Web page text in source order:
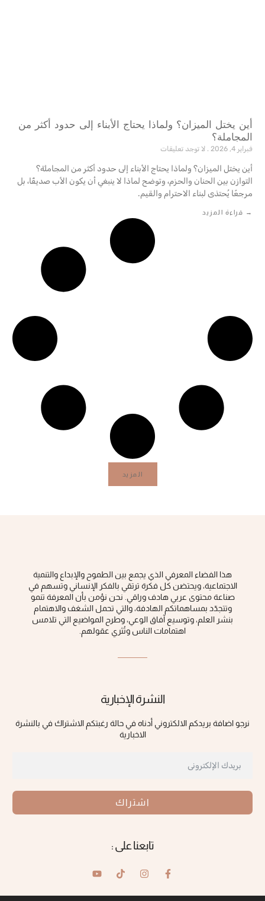
أين يختل الميزان؟ ولماذا يحتاج الأبناء إلى حدود أكثر من
المجاملة؟
فبراير 4, 2026 لا توجد تعليقات
أين يختل الميزان؟ ولماذا يحتاج الأبناء إلى حدود أكثر من المجاملة؟
التوازن بين الحنان والحزم، وتوضح لماذا لا ينبغي أن يكون الأب صديقًا، بل
مرجعًا يُحتذى لبناء الاحترام والقيم.‎
→ قراءة المزيد
المزيد
هذا الفضاء المعرفي الذي يجمع بين الطموح والإبداع والتنمية
الاجتماعية، ويحتضن كل فكرة ‏ترتقي بالفكر الإنساني وتسهم في
صناعة محتوى عربي هادف وراقي‎.‎ نحن نؤمن بأن المعرفة تنمو
وتتجدّد بمساهماتكم الهادفة، والتي تحمل الشغف والاهتمام
بنشر العلم، وتوسيع آفاق الوعي، ‏وطرح المواضيع التي تلامس
اهتمامات الناس وتُثري عقولهم‎.‎
النشرة الإخبارية
نرجو اضافة بريدكم الالكتروني أدناه في حالة رغبتكم الاشتراك في بالنشرة
الاخبارية
اشتراك
تابعنا على :